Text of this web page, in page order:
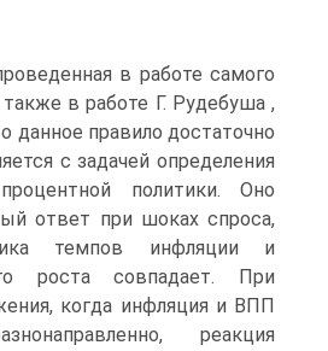
в работе самого
в работе Г. Рудебуша ,
данное правило достаточно
с задачей определения
политики. Оно
ответ при шоках спроса,
темпов инфляции и
роста совпадает. При
когда инфляция и ВПП
реакция